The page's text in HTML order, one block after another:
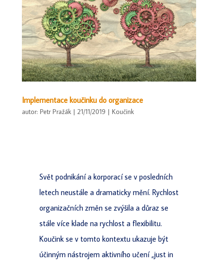
Implementace koučinku do organizace
autor: Petr Pražák| 21/11/2019 | Koučink
Svět podnikání a korporací se v posledních
letech neustále a dramaticky mění. Rychlost
organizačních změn se zvýšila a důraz se
stále více klade na rychlost a flexibilitu.
Koučink se v tomto kontextu ukazuje být
účinným nástrojem aktivního učení „just in